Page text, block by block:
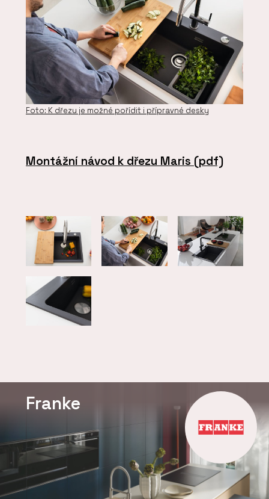
Foto: K dřezu je možné pořídit i přípravné desky
Montážní návod k dřezu Maris (pdf)
Franke